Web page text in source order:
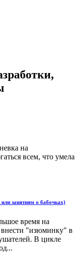
на
всем, что умела
занятиям о бабочках)
время на
"изюминку" в
В цикле